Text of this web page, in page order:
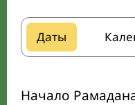
Даты
Начало